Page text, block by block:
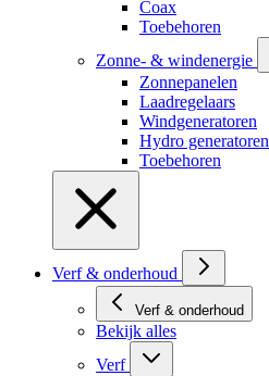
Coax
Toebehoren
Zonne- & windenergie
Zonnepanelen
Laadregelaars
Windgeneratoren
Hydro generatoren
Toebehoren
Verf & onderhoud
Verf & onderhoud
Bekijk alles
Verf